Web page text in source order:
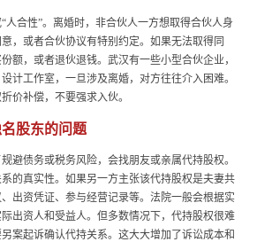
人合性”。离婚时，非合伙人一方想取得合伙人身
，或者合伙协议有特别约定。如果无法取得同
额，或者退伙退钱。武汉有一些小型合伙企业，
计工作室，一旦涉及离婚，对方往往介入困难。
价补偿，不要强求入伙。
股东的问题
避债务或税务风险，会找朋友或亲属代持股权。
的真实性。如果另一方主张该代持股权是夫妻共
出资凭证、参与经营记录等。法院一般会根据实
出资人和受益人。但多数情况下，代持股权很难
案起诉确认代持关系。这大大增加了诉讼成本和